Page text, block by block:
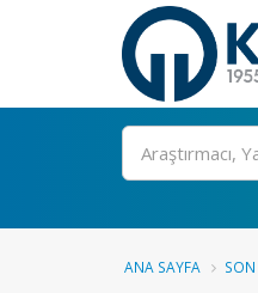
Ara
ANA SAYFA SON